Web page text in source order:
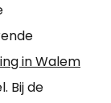
in Walem
Bij de